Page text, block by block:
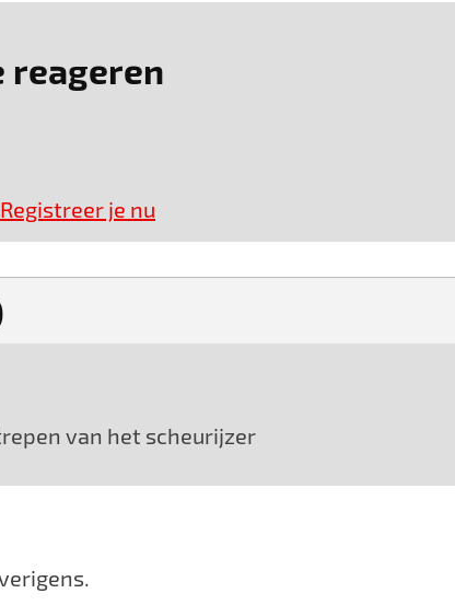
reageren
Registreer je nu
van het scheurijzer